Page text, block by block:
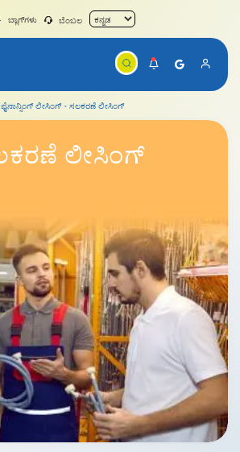
ಬ್ಲಾಗ್‌ಗಳು ಬೆಂಬಲ
ಲೀಸಿಂಗ್ ಸಲಕರಣೆ ಲೀಸಿಂಗ್
ಲೀಸಿಂಗ್